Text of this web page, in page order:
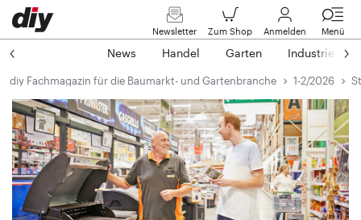
Newsletter Zum Shop Anmelden Menü
News Handel Garten Industrie
diy Fachmagazin für die Baumarkt- und Gartenbranche 1-2/2026